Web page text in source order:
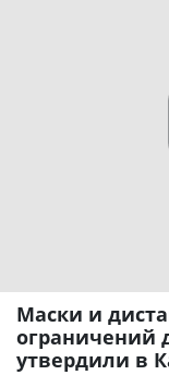
Маски и
ограничений
утвердили в